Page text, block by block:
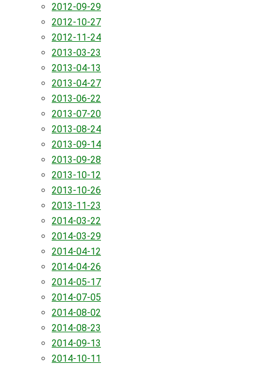
2012-09-29
2012-10-27
2012-11-24
2013-03-23
2013-04-13
2013-04-27
2013-06-22
2013-07-20
2013-08-24
2013-09-14
2013-09-28
2013-10-12
2013-10-26
2013-11-23
2014-03-22
2014-03-29
2014-04-12
2014-04-26
2014-05-17
2014-07-05
2014-08-02
2014-08-23
2014-09-13
2014-10-11